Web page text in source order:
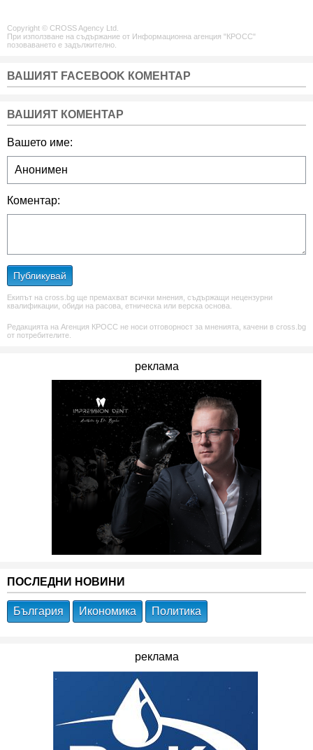
Copyright © CROSS Agency Ltd.
При използване на съдържание от Информационна агенция "КРОСС"
позоваването е задължително.
ВАШИЯТ FACEBOOK КОМЕНТАР
ВАШИЯТ КОМЕНТАР
Вашето име:
Коментар:
Публикувай
Екипът на cross.bg ще премахват всички мнения, съдържащи нецензурни
квалификации, обиди на расова, етническа или верска основа.
Редакцията на Агенция КРОСС не носи отговорност за мненията, качени в cross.bg
от потребителите.
реклама
ПОСЛЕДНИ НОВИНИ
България Икономика Политика
реклама